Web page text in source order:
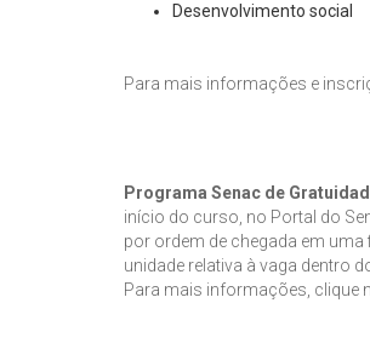
Desenvolvimento social
Para mais informações e
Programa Senac de
início do curso, no Portal do
por ordem de chegada em
unidade relativa à vaga dentro
Para mais informações, clique